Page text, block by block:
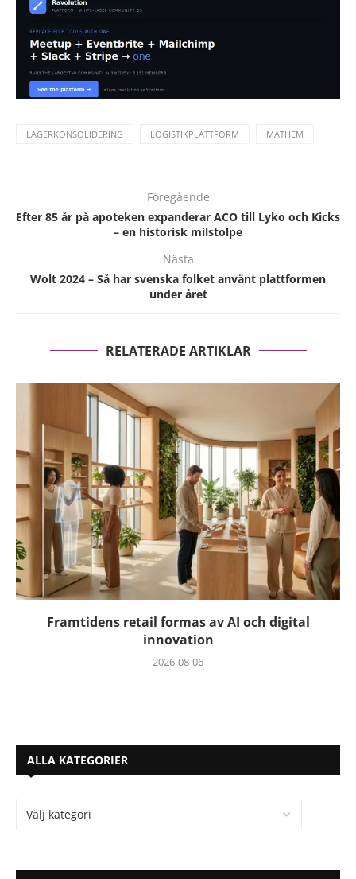
LAGERKONSOLIDERING LOGISTIKPLATTFORM MATHEM
Föregående
Efter 85 år på apoteken expanderar ACO till Lyko och Kicks
– en historisk milstolpe
Nästa
Wolt 2024 – Så har svenska folket använt plattformen
under året
RELATERADE ARTIKLAR
Framtidens retail formas av AI och digital
innovation
2026-08-06
ALLA KATEGORIER